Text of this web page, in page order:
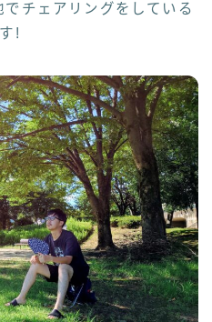
チェアリングをしている
!